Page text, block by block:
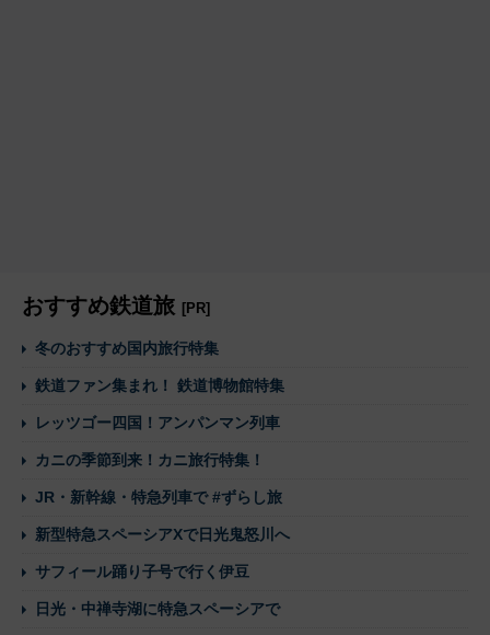
おすすめ鉄道旅 [PR]
冬のおすすめ国内旅行特集
鉄道ファン集まれ！ 鉄道博物館特集
レッツゴー四国！アンパンマン列車
カニの季節到来！カニ旅行特集！
JR・新幹線・特急列車で #ずらし旅
新型特急スペーシアXで日光鬼怒川へ
サフィール踊り子号で行く伊豆
日光・中禅寺湖に特急スペーシアで